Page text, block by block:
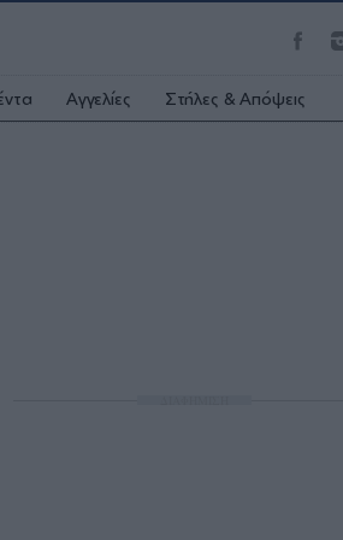
Αγγελίες Στήλες & Απόψεις